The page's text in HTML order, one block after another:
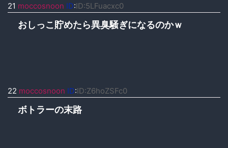
21 moccosnoon ID:ID:5LFuacxc0
おしっこ貯めたら異臭騒ぎになるのかｗ
22 moccosnoon ID:ID:Z6hoZSFc0
ボトラーの末路